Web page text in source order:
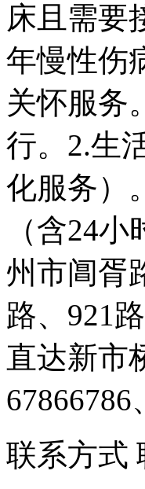
床且需要
年慢性伤
关怀服务
行。2.生
化服务）
（含24
州市阊胥
路、921
直达新市
联系方式